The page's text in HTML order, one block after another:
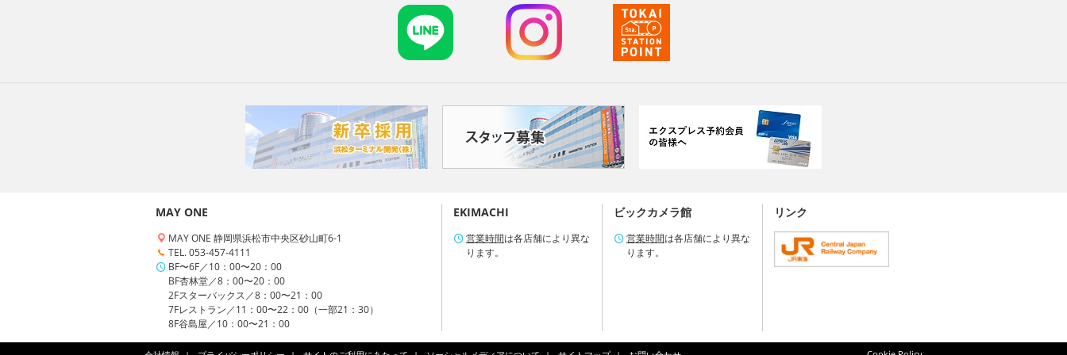
MAY ONE
MAY ONE 静岡県浜松市中央区砂山町6-1
TEL. 053-457-4111
BF〜6F／10：00〜20：00
BF杏林堂／8：00〜20：00
2Fスターバックス／8：00〜21：00
7Fレストラン／11：00〜22：00（一部21：30）
8F谷島屋／10：00〜21：00
EKIMACHI
営業時間は各店舗により異な
ります。
ビックカメラ館
営業時間は各店舗により異な
ります。
リンク